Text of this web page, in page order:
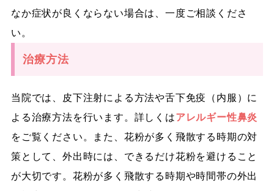
なか症状が良くならない場合は、一度ご相談くださ
い。
治療方法
当院では、皮下注射による方法や舌下免疫（内服）に
よる治療方法を行います。詳しくはアレルギー性鼻炎
をご覧ください。また、花粉が多く飛散する時期の対
策として、外出時には、できるだけ花粉を避けること
が大切です。花粉が多く飛散する時期や時間帯の外出